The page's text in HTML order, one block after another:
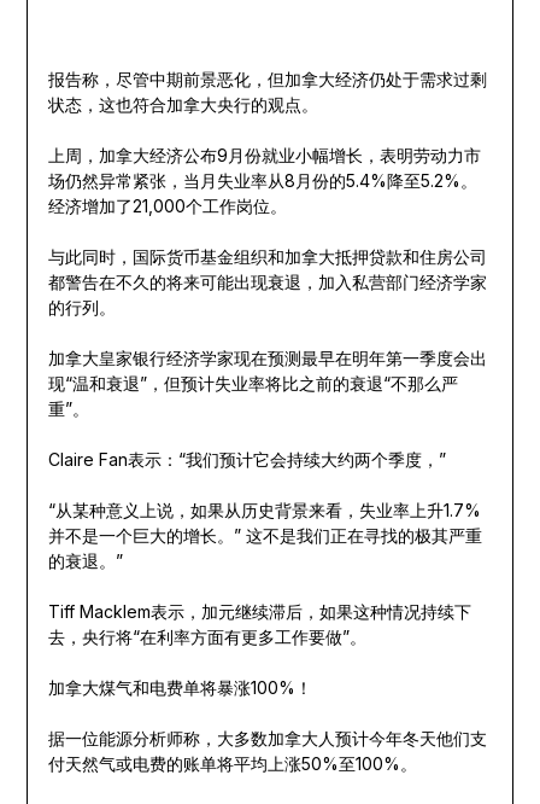
报告称，尽管中期前景恶化，但加拿大经济仍处于需求过剩
状态，这也符合加拿大央行的观点。
上周，加拿大经济公布9月份就业小幅增长，表明劳动力市
场仍然异常紧张，当月失业率从8月份的5.4%降至5.2%。
经济增加了21,000个工作岗位。
与此同时，国际货币基金组织和加拿大抵押贷款和住房公司
都警告在不久的将来可能出现衰退，加入私营部门经济学家
的行列。
加拿大皇家银行经济学家现在预测最早在明年第一季度会出
现“温和衰退”，但预计失业率将比之前的衰退“不那么严
重”。
Claire Fan表示：“我们预计它会持续大约两个季度，”
“从某种意义上说，如果从历史背景来看，失业率上升1.7%
并不是一个巨大的增长。” 这不是我们正在寻找的极其严重
的衰退。”
Tiff Macklem表示，加元继续滞后，如果这种情况持续下
去，央行将“在利率方面有更多工作要做”。
加拿大煤气和电费单将暴涨100%！
据一位能源分析师称，大多数加拿大人预计今年冬天他们支
付天然气或电费的账单将平均上涨50%至100%。